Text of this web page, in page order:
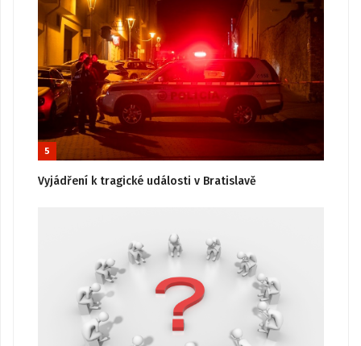
5
Vyjádření k tragické události v Bratislavě